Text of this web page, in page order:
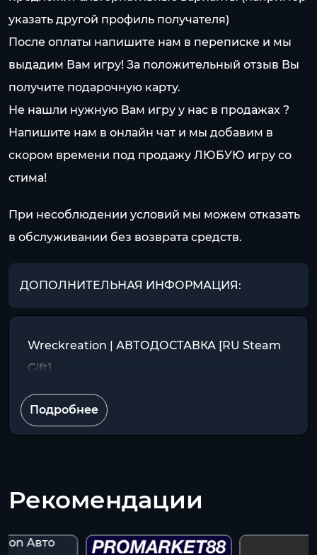
указать другой профиль получателя)
После оплаты напишите нам в переписке и мы
выдадим Вам игру! За положительный отзыв Вы
получите подарочную карту.
Не нашли нужную Вам игру у нас в продажах ?
Напишите нам в онлайн чат и мы добавим в
скором времени под продажу ЛЮБУЮ игру со
стима!
При несоблюдении условий мы можем отказать
в обслуживании без возврата средств.
ДОПОЛНИТЕЛЬНАЯ ИНФОРМАЦИЯ:
Wreckreation | АВТОДОСТАВКА [RU Steam
Gift]
Подробнее
Рекомендации